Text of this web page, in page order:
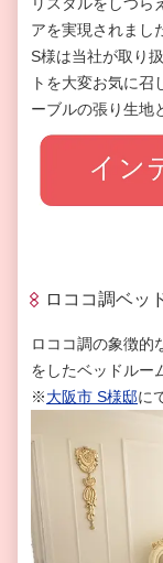
リスタルをしつら
アを実現されまし
S様は当社が取り
トを大変お気に
ーブルの張り生地
ロココ調ベッ
ロココ調の象徴的
をしたベッドルー
※大阪市 S様邸に